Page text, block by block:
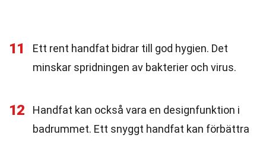
11
Ett rent handfat bidrar till god hygien. Det
minskar spridningen av bakterier och virus.
12
Handfat kan också vara en designfunktion i
badrummet. Ett snyggt handfat kan förbättra